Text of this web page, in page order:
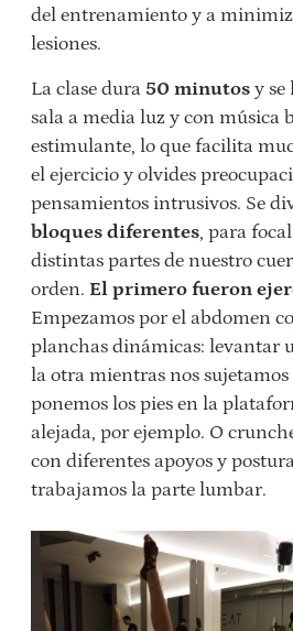
del entrenamiento y a
lesiones.
La clase dura 50 minutos y se
sala a media luz y con música
estimulante, lo que facilita
el ejercicio y olvides
pensamientos intrusivos. Se
bloques diferentes, para
distintas partes de nuestro
orden. El primero fueron
Empezamos por el abdomen
planchas dinámicas: levantar
la otra mientras nos
ponemos los pies en la
alejada, por ejemplo. O
con diferentes apoyos y
trabajamos la parte lumbar.